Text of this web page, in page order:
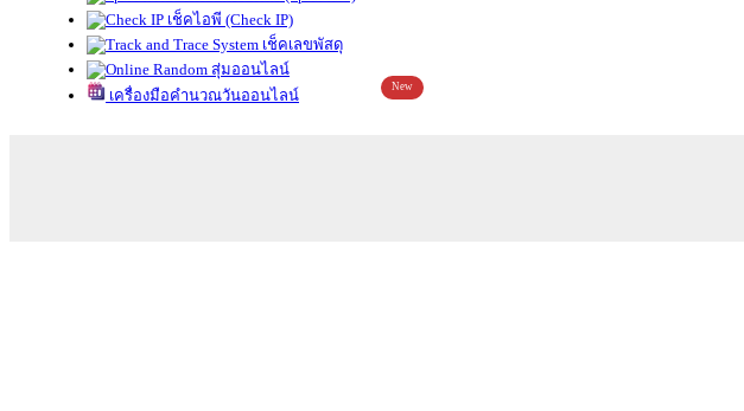
เช็คไอพี (Check IP)
เช็คเลขพัสดุ
สุ่มออนไลน์
เครื่องมือคำนวณวันออนไลน์
New